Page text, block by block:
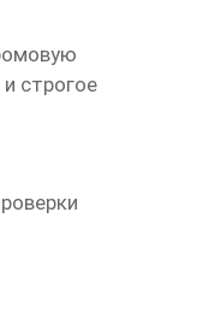
строгое